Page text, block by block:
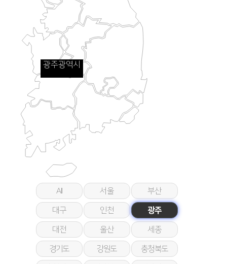
광주광역시
All 서울 부산
대구 인천 광주
대전 울산 세종
경기도 강원도 충청북도